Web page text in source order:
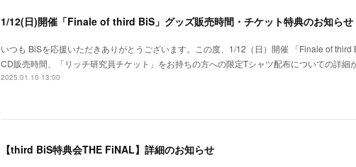
1/12(日)開催「Finale of third BiS」グッズ販売時間・チケット特典のお知らせ
いつも BiSを応援いただきありがとうございます。この度、1/12（日）開催 「Finale of third
CD販売時間、「リッチ研究員チケット」をお持ちの方への限定Tシャツ配布についての詳
2025.01.10 13:00
【third BiS特典会THE FiNAL】詳細のお知らせ